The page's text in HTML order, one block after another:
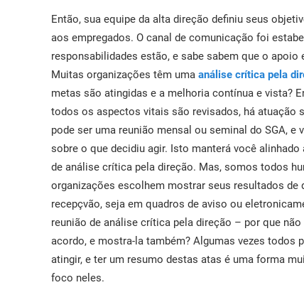
Então, sua equipe da alta direção definiu seus
aos empregados. O canal de comunicação foi
responsabilidades estão, e sabe sabem que o
Muitas organizações têm uma análise crítica pela
metas são atingidas e a melhoria contínua e vista?
todos os aspectos vitais são revisados, há atuação
pode ser uma reunião mensal ou seminal do SGA,
sobre o que decidiu agir. Isto manterá você
de análise crítica pela direção. Mas, somos todos
organizações escolhem mostrar seus resultados
recepçvão, seja em quadros de aviso ou
reunião de análise crítica pela direção – por que
acordo, e mostra-la também? Algumas vezes todos
atingir, e ter um resumo destas atas é uma forma
foco neles.